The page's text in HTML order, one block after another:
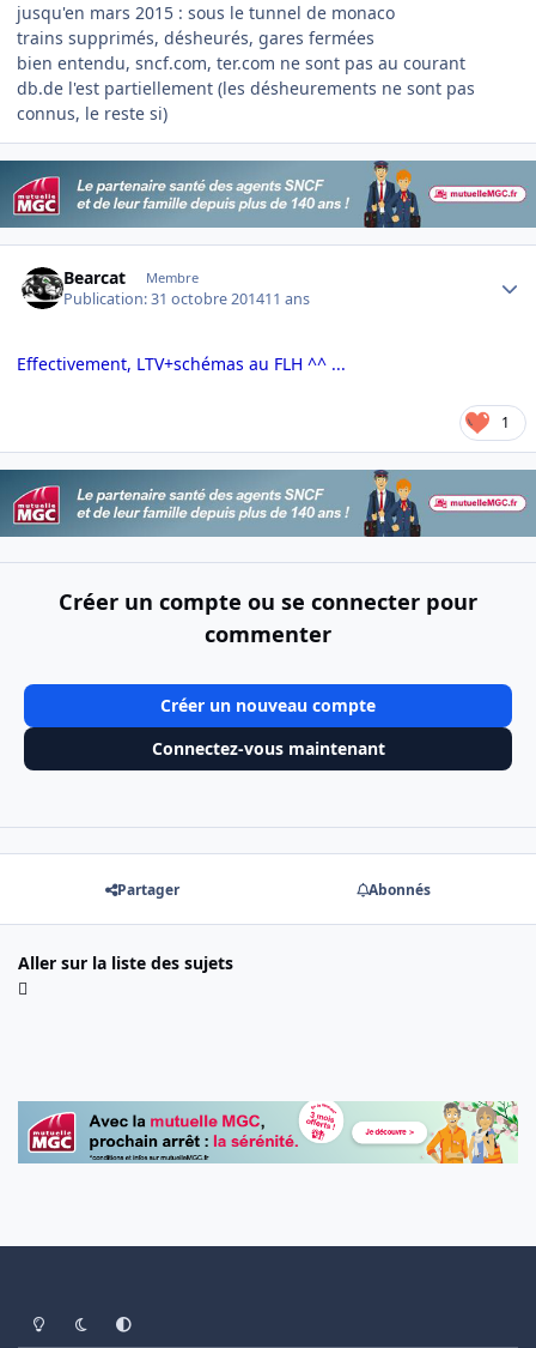
jusqu'en mars 2015 : sous le tunnel de monaco
trains supprimés, désheurés, gares fermées
bien entendu, sncf.com, ter.com ne sont pas au courant
db.de l'est partiellement (les désheurements ne sont pas
connus, le reste si)
Bearcat Membre
Publication:31 octobre 201411 ans
Effectivement, LTV+schémas au FLH ^^ ...
1
Créer un compte ou se connecter pour
commenter
Créer un nouveau compte
Connectez-vous maintenant
Partager Abonnés
Aller sur la liste des sujets
Light ModeDark ModeSystem Preference